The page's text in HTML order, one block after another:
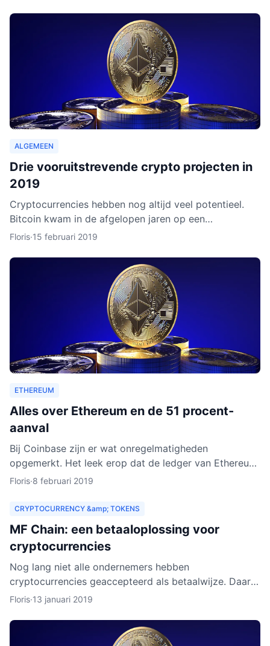
ALGEMEEN
Drie vooruitstrevende crypto projecten in
2019
Cryptocurrencies hebben nog altijd veel potentieel.
Bitcoin kwam in de afgelopen jaren op een
hoogtepunt te staan en Ethereum volgde in rap
Floris·15 februari 2019
ETHEREUM
Alles over Ethereum en de 51 procent-
aanval
Bij Coinbase zijn er wat onregelmatigheden
opgemerkt. Het leek erop dat de ledger van Ethereum
Classic werd herschreven. Dat zou betekenen dat
Floris·8 februari 2019
CRYPTOCURRENCY &amp; TOKENS
MF Chain: een betaaloplossing voor
cryptocurrencies
Nog lang niet alle ondernemers hebben
cryptocurrencies geaccepteerd als betaalwijze. Daar
wil MF Chain een verandering in maken. Het bedrijf wil
Floris·13 januari 2019